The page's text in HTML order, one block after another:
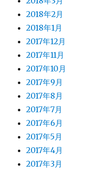
2018年2月
2018年1月
2017年12月
2017年11月
2017年10月
2017年9月
2017年8月
2017年7月
2017年6月
2017年5月
2017年4月
2017年3月